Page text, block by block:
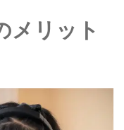
わせ
メリット